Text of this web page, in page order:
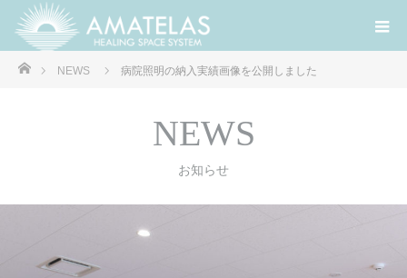
ホームNEWS 病院照明の納入実績画像を公開しました
NEWS
お知らせ